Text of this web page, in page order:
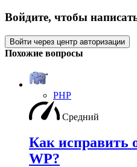
Войдите, чтобы
Войти через центр авторизации
Похожие вопросы
PHP
Средний
Как исправить
WP?